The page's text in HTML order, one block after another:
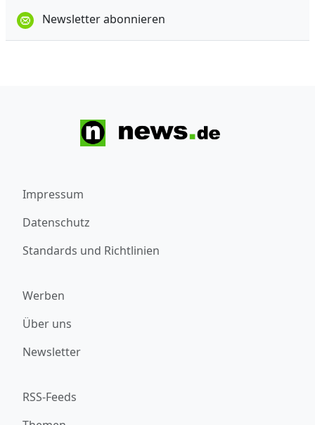
Newsletter abonnieren
Impressum
Datenschutz
Standards und Richtlinien
Werben
Über uns
Newsletter
RSS-Feeds